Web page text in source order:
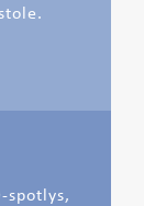
spotlys,